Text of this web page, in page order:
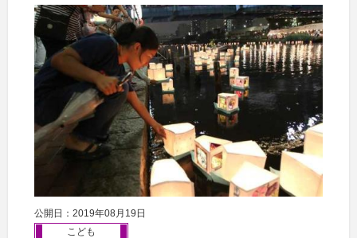
公開日：2019年08月19日
こども